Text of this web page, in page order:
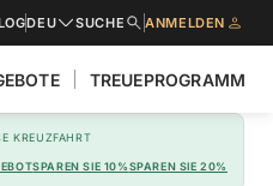
DEU SUCHE ANMELDEN
TREUEPROGRAMM
KREUZFAHRT
SPAREN SIE 10%SPAREN SIE 20%